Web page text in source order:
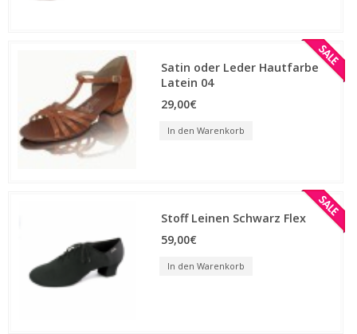
Satin oder Leder Hautfarbe
Latein 04
29,00€
In den Warenkorb
Stoff Leinen Schwarz Flex
59,00€
In den Warenkorb